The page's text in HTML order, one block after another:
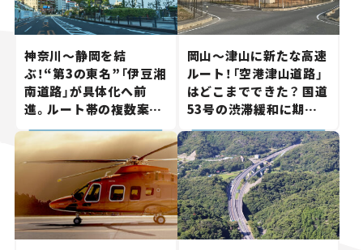
神奈川～静岡を結
ぶ！“第3の東名”「伊豆湘
南道路」が具体化へ前
進。ルート帯の複数案検
討へ。熱海まで信号ゼロ
が実現？ 【いま気になる
道路計画】
岡山～津山に新たな高速
ルート！「空港津山道路」
はどこまでできた？ 国道
53号の渋滞緩和に期待。
岡山市側でも動きが【い
ま気になる道路計画】